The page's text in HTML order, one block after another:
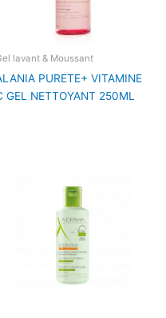
lavant & Moussant
PURETE+ VITAMINE
GEL NETTOYANT 250ML